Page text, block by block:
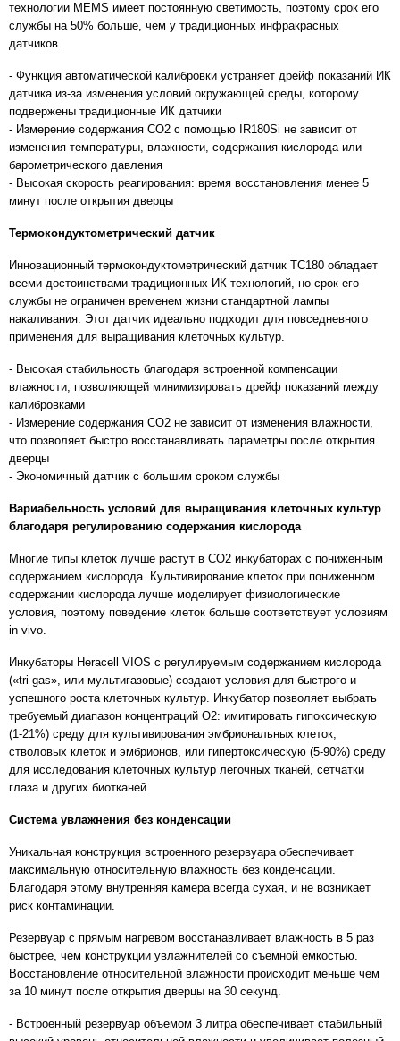
технологии MEMS имеет постоянную светимость, поэтому срок его
службы на 50% больше, чем у традиционных инфракрасных
датчиков.
- Функция автоматической калибровки устраняет дрейф показаний ИК
датчика из-за изменения условий окружающей среды, которому
подвержены традиционные ИК датчики
- Измерение содержания CO2 с помощью IR180Si не зависит от
изменения температуры, влажности, содержания кислорода или
барометрического давления
- Высокая скорость реагирования: время восстановления менее 5
минут после открытия дверцы
Термокондуктометрический датчик
Инновационный термокондуктометрический датчик TC180 обладает
всеми достоинствами традиционных ИК технологий, но срок его
службы не ограничен временем жизни стандартной лампы
накаливания. Этот датчик идеально подходит для повседневного
применения для выращивания клеточных культур.
- Высокая стабильность благодаря встроенной компенсации
влажности, позволяющей минимизировать дрейф показаний между
калибровками
- Измерение содержания CO2 не зависит от изменения влажности,
что позволяет быстро восстанавливать параметры после открытия
дверцы
- Экономичный датчик с большим сроком службы
Вариабельность условий для выращивания клеточных культур
благодаря регулированию содержания кислорода
Многие типы клеток лучше растут в CO2 инкубаторах с пониженным
содержанием кислорода. Культивирование клеток при пониженном
содержании кислорода лучше моделирует физиологические
условия, поэтому поведение клеток больше соответствует условиям
in vivo.
Инкубаторы Heracell VIOS с регулируемым содержанием кислорода
(«tri-gas», или мультигазовые) создают условия для быстрого и
успешного роста клеточных культур. Инкубатор позволяет выбрать
требуемый диапазон концентраций O2: имитировать гипоксическую
(1-21%) среду для культивирования эмбриональных клеток,
стволовых клеток и эмбрионов, или гипертоксическую (5-90%) среду
для исследования клеточных культур легочных тканей, сетчатки
глаза и других биотканей.
Система увлажнения без конденсации
Уникальная конструкция встроенного резервуара обеспечивает
максимальную относительную влажность без конденсации.
Благодаря этому внутренняя камера всегда сухая, и не возникает
риск контаминации.
Резервуар с прямым нагревом восстанавливает влажность в 5 раз
быстрее, чем конструкции увлажнителей со съемной емкостью.
Восстановление относительной влажности происходит меньше чем
за 10 минут после открытия дверцы на 30 секунд.
- Встроенный резервуар объемом 3 литра обеспечивает стабильный